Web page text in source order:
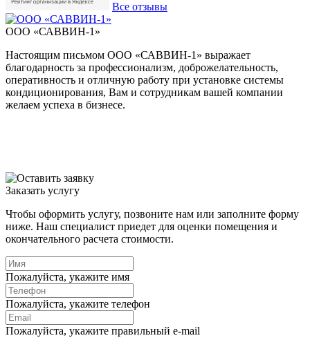
Все отзывы
ООО «САВВИН-1»
Настоящим письмом ООО «САВВИН-1» выражает
благодарность за профессионализм, доброжелательность,
оперативность и отличную работу при установке системы
кондиционирования, Вам и сотрудникам вашей компании
желаем успеха в бизнесе.
Заказать услугу
Чтобы оформить услугу, позвоните нам или заполните форму
ниже. Наш специалист приедет для оценки помещения и
окончательного расчета стоимости.
Пожалуйста, укажите имя
Пожалуйста, укажите телефон
Пожалуйста, укажите правильный e-mail